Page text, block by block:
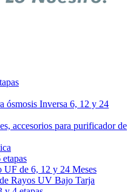
ósmosis Inversa 6, 12 y 24
accesorios para purificador de
de 6, 12 y 24 Meses
Rayos UV Bajo Tarja